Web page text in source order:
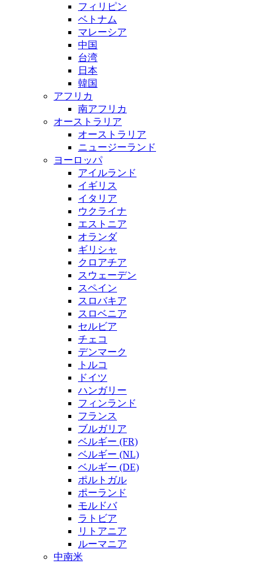
フィリピン
ベトナム
マレーシア
中国
台湾
日本
韓国
アフリカ
南アフリカ
オーストラリア
オーストラリア
ニュージーランド
ヨーロッパ
アイルランド
イギリス
イタリア
ウクライナ
エストニア
オランダ
ギリシャ
クロアチア
スウェーデン
スペイン
スロバキア
スロベニア
セルビア
チェコ
デンマーク
トルコ
ドイツ
ハンガリー
フィンランド
フランス
ブルガリア
ベルギー (FR)
ベルギー (NL)
ベルギー (DE)
ポルトガル
ポーランド
モルドバ
ラトビア
リトアニア
ルーマニア
中南米